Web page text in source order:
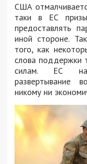
США
таки в ЕС
предоставлять
иной стороне.
того, как
слова поддержки
силам. ЕС
развертывание
никому ни